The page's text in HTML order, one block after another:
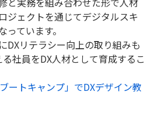
ジェクトを通じてデジタルスキ
ています。
DXリテラシー向上の取り組みも
社員をDX人材として育成するこ
ートキャンプ」でDXデザイン教